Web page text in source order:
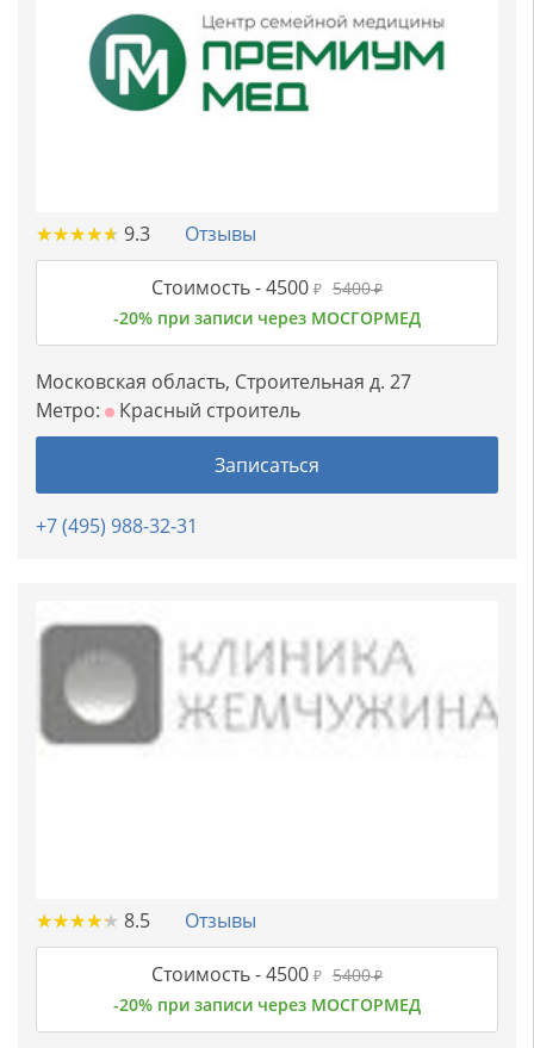
★★★★★
★★★★★ 9.3 Отзывы
Стоимость -4500 ₽ 5400₽
-20% при записи через МОСГОРМЕД
Московская область, Строительная д. 27
Метро:
Красный строитель
Записаться
+7 (495) 988-32-31
★★★★★
★★★★★ 8.5 Отзывы
Стоимость -4500 ₽ 5400₽
-20% при записи через МОСГОРМЕД